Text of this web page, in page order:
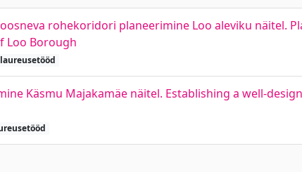
rohekoridori planeerimine Loo aleviku näitel.
Loo Borough
Käsmu Majakamäe näitel. Establishing a well-